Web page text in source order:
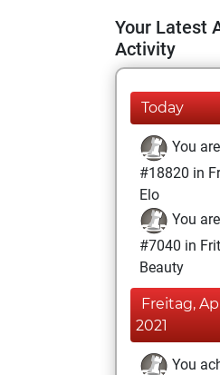
Your Latest
Activity
Today
You
#18820 in
Elo
You
#7040 in
Beauty
Freitag,
2021
You